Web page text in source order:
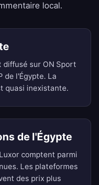
local.
diffusé sur ON Sport
de l'Égypte. La
quasi inexistante.
de l'Égypte
comptent parmi
Les plateformes
des prix plus